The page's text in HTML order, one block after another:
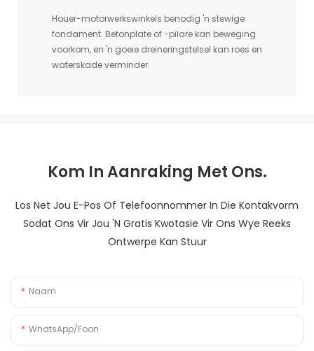
Houer-motorwerkswinkels benodig 'n stewige
fondament. Betonplate of -pilare kan beweging
voorkom, en 'n goeie dreineringstelsel kan roes en
waterskade verminder.
Kom In Aanraking Met Ons.
Los Net Jou E-Pos Of Telefoonnommer In Die Kontakvorm
Sodat Ons Vir Jou 'n Gratis Kwotasie Vir Ons Wye Reeks
Ontwerpe Kan Stuur
Naam
WhatsApp/foon